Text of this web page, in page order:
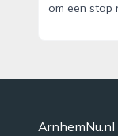
om een stap
ArnhemNu.nl